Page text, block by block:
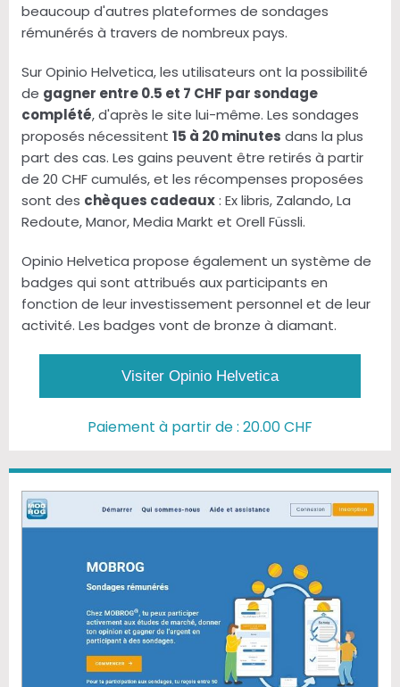
beaucoup d'autres plateformes de sondages
rémunérés à travers de nombreux pays.
Sur Opinio Helvetica, les utilisateurs ont la possibilité
de gagner entre 0.5 et 7 CHF par sondage
complété, d'après le site lui-même. Les sondages
proposés nécessitent 15 à 20 minutes dans la plus
part des cas. Les gains peuvent être retirés à partir
de 20 CHF cumulés, et les récompenses proposées
sont des chèques cadeaux: Ex libris, Zalando, La
Redoute, Manor, Media Markt et Orell Füssli.
Opinio Helvetica propose également un système de
badges qui sont attribués aux participants en
fonction de leur investissement personnel et de leur
activité. Les badges vont de bronze à diamant.
Visiter Opinio Helvetica
Paiement à partir de : 20.00 CHF